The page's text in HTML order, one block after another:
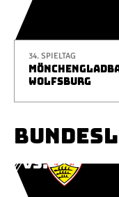
34. SPIELTAG
WOLFSBURG